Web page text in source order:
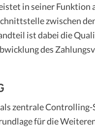
in seiner
zwischen
ist dabei die
des
zentrale
für die